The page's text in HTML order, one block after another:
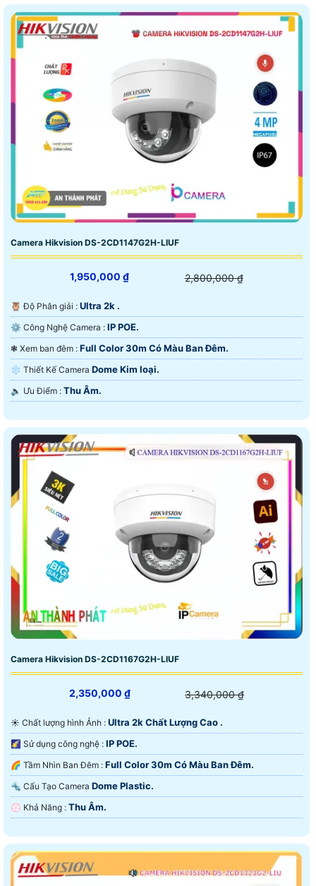
Camera Hikvision DS-2CD1147G2H-LIUF
1,950,000 ₫ 2,800,000 ₫
🦉 Độ Phân giải : Ultra 2k .
⚙ Công Nghệ Camera : IP POE.
❃ Xem ban đêm : Full Color 30m Có Màu Ban Ðêm.
❄ Thiết Kế Camera Dome Kim loại.
️🔈 Ưu Điểm : Thu Âm.
Camera Hikvision DS-2CD1167G2H-LIUF
2,350,000 ₫ 3,340,000 ₫
☀️ Chất lượng hình Ảnh : Ultra 2k Chất Lượng Cao .
🌠 Sử dụng công nghệ : IP POE.
🌈 Tầm Nhìn Ban Đêm : Full Color 30m Có Màu Ban Ðêm.
🔩 Cấu Tạo Camera Dome Plastic.
️💮 Khả Năng : Thu Âm.